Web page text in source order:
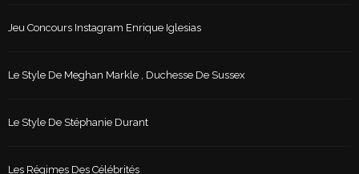
Jeu Concours Instagram Enrique Iglesias
Le Style De Meghan Markle , Duchesse De Sussex
Le Style De Stéphanie Durant
Les Régimes Des Célébrités